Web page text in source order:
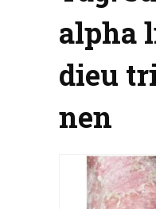
alpha
dieu
nen